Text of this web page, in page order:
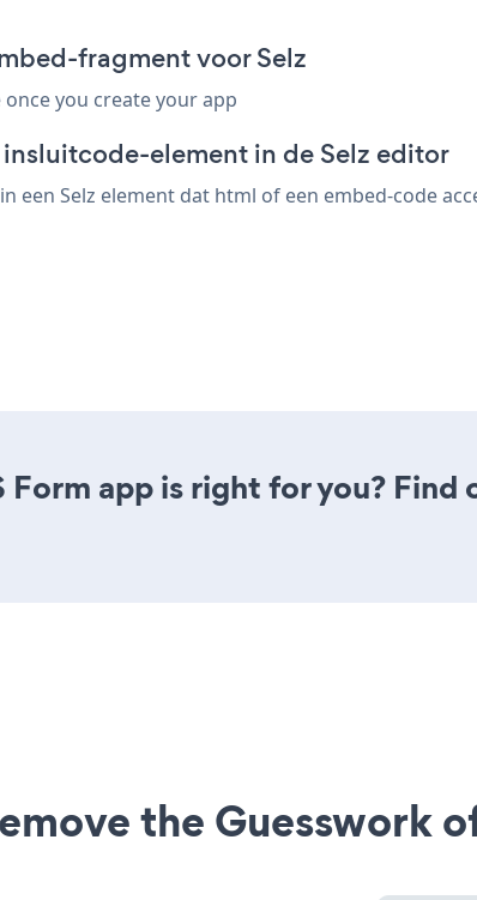
fragment voor Selz
you create your app
element in de Selz editor
een Selz element dat html of een embed-code
Form app is right for you?
the Guesswork